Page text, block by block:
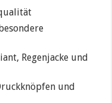
Regenjacke und
und